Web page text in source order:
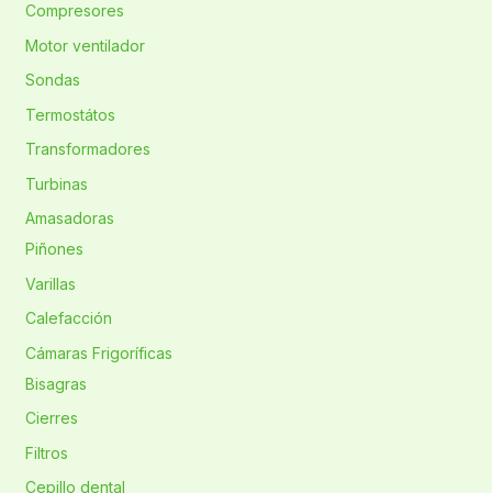
Compresores
Motor ventilador
Sondas
Termostátos
Transformadores
Turbinas
Amasadoras
Piñones
Varillas
Calefacción
Cámaras Frigoríficas
Bisagras
Cierres
Filtros
Cepillo dental